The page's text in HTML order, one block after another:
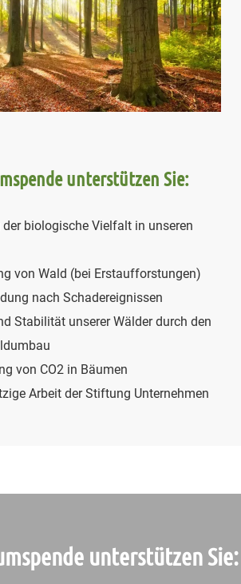
unterstützen Sie:
der biologische Vielfalt in unseren
von Wald (bei Erstaufforstungen)
nach Schadereignissen
Stabilität unserer Wälder durch den
von CO2 in Bäumen
Arbeit der Stiftung Unternehmen
unterstützen Sie: